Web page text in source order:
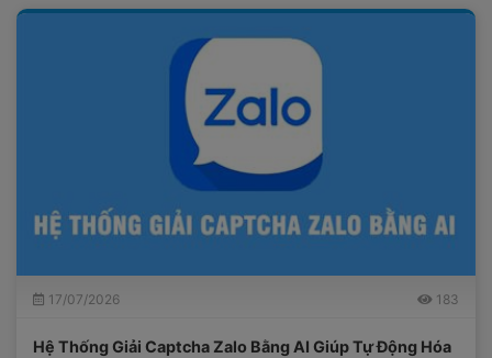
17/07/2026 183
Hệ Thống Giải Captcha Zalo Bằng AI Giúp Tự Động Hóa